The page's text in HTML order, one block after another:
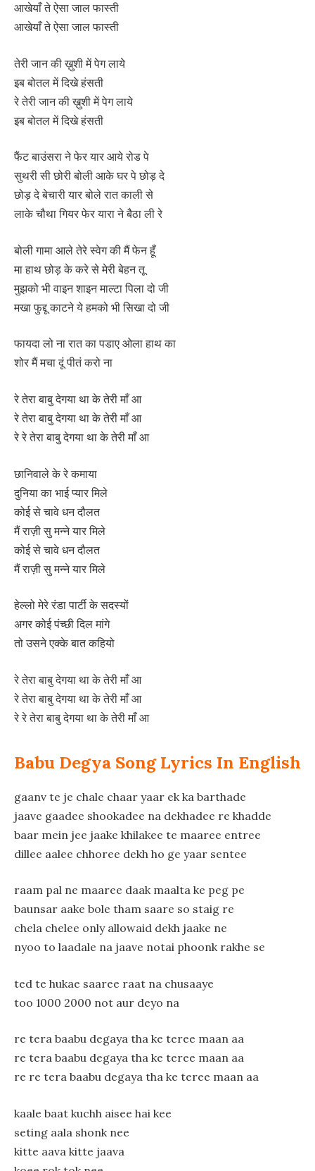
आखेयाँ ते ऐसा जाल फास्ती
आखेयाँ ते ऐसा जाल फास्ती
तेरी जान की ख़ुशी में पेग लाये
इब बोतल में दिखे हंसती
रे तेरी जान की ख़ुशी में पेग लाये
इब बोतल में दिखे हंसती
फैंट बाउंसरा ने फेर यार आये रोड पे
सुथरी सी छोरी बोली आके घर पे छोड़ दे
छोड़ दे बेचारी यार बोले रात काली से
लाके चौथा गियर फेर यारा ने बैठा ली रे
बोली गामा आले तेरे स्वेग की मैं फेन हूँ
मा हाथ छोड़ के करे से मेरी बेहन तू
मुझको भी वाइन शाइन माल्टा पिला दो जी
मखा फुद्दू काटने ये हमको भी सिखा दो जी
फायदा लो ना रात का पडाए ओला हाथ का
शोर मैं मचा दूं पीतं करो ना
रे तेरा बाबु देगया था के तेरी माँ आ
रे तेरा बाबु देगया था के तेरी माँ आ
रे रे तेरा बाबु देगया था के तेरी माँ आ
छानिवाले के रे कमाया
दुनिया का भाई प्यार मिले
कोई से चावे धन दौलत
मैं राज़ी सु मन्ने यार मिले
कोई से चावे धन दौलत
मैं राज़ी सु मन्ने यार मिले
हेल्लो मेरे रंडा पार्टी के सदस्यों
अगर कोई पंच्छी दिल मांगे
तो उसने एक्के बात कहियो
रे तेरा बाबु देगया था के तेरी माँ आ
रे तेरा बाबु देगया था के तेरी माँ आ
रे रे तेरा बाबु देगया था के तेरी माँ आ
Babu Degya Song Lyrics In English
gaanv te je chale chaar yaar ek ka barthade
jaave gaadee shookadee na dekhadee re khadde
baar mein jee jaake khilakee te maaree entree
dillee aalee chhoree dekh ho ge yaar sentee
raam pal ne maaree daak maalta ke peg pe
baunsar aake bole tham saare so staig re
chela chelee only allowaid dekh jaake ne
nyoo to laadale na jaave notai phoonk rakhe se
ted te hukae saaree raat na chusaaye
too 1000 2000 not aur deyo na
re tera baabu degaya tha ke teree maan aa
re tera baabu degaya tha ke teree maan aa
re re tera baabu degaya tha ke teree maan aa
kaale baat kuchh aisee hai kee
seting aala shonk nee
kitte aava kitte jaava